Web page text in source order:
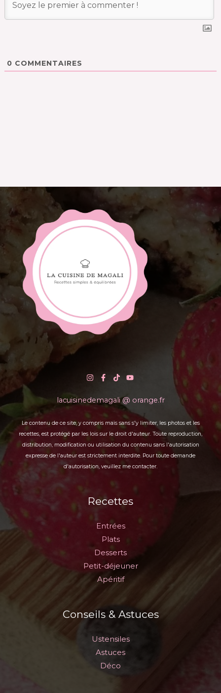
0 COMMENTAIRES
lacuisinedemagali @ orange.fr
Le contenu de ce site, y compris mais sans s'y limiter, les photos et les
recettes, est protégé par les lois sur le droit d'auteur. Toute reproduction,
distribution, modification ou utilisation du contenu sans l'autorisation
expresse de l'auteur est strictement interdite. Pour toute demande
d'autorisation, veuillez me contacter.
Recettes
Entrées
Plats
Desserts
Petit-déjeuner
Apéritif
Conseils & Astuces
Ustensiles
Astuces
Déco